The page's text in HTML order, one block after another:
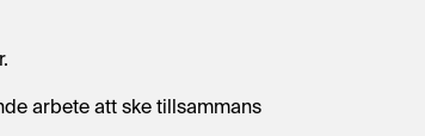
arbete att ske tillsammans